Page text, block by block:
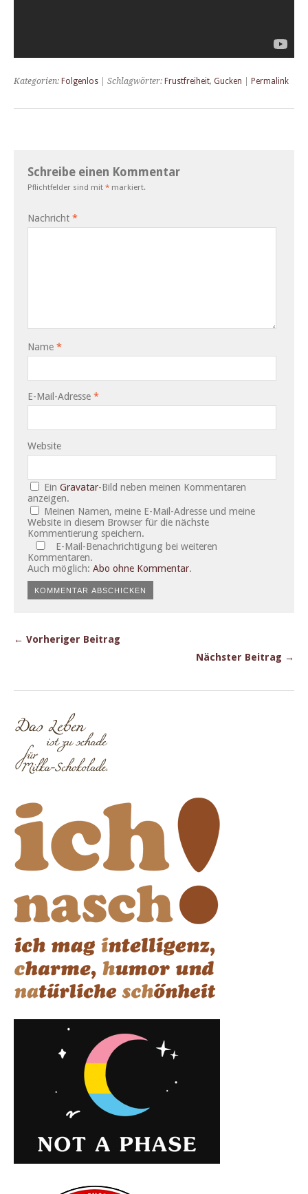
Kategorien: Folgenlos | Schlagwörter: Frustfreiheit, Gucken Permalink
Schreibe einen Kommentar
Pflichtfelder sind mit * markiert.
Nachricht *
Name *
E-Mail-Adresse *
Website
EinGravatar-Bild neben meinen Kommentaren
anzeigen.
Meinen Namen, meine E-Mail-Adresse und meine
Website in diesem Browser für die nächste
Kommentierung speichern.
E-Mail-Benachrichtigung bei weiteren
Kommentaren.
Auch möglich: Abo ohne Kommentar.
← Vorheriger Beitrag
Nächster Beitrag →